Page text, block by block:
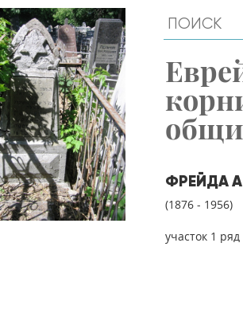
ФРЕЙДА
(1876 - 1956)
участок 1